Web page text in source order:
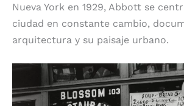
Nueva York en 1929, Abbott se
ciudad en constante cambio,
arquitectura y su paisaje urbano.